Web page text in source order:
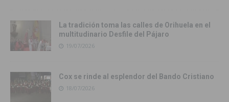
La tradición toma las calles de Orihuela en el
multitudinario Desfile del Pájaro
19/07/2026
Cox se rinde al esplendor del Bando Cristiano
18/07/2026